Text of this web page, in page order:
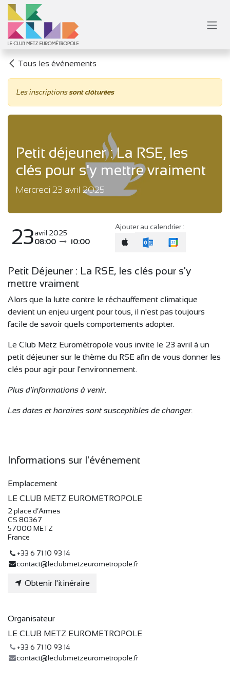
Se rendre au contenu
Tous les événements
Les inscriptionssont clôturées
Petit déjeuner : La RSE, les
clés pour s'y mettre vraiment
Mercredi 23 avril 2025
23avril 2025
08:00
10:00
Ajouter au calendrier :
Petit Déjeuner : La RSE, les clés pour s'y
mettre vraiment
Alors que la lutte contre le réchauffement climatique
devient un enjeu urgent pour tous, il n'est pas toujours
facile de savoir quels comportements adopter.
Le Club Metz Eurométropole vous invite le 23 avril à un
petit déjeuner sur le thème du RSE afin de vous donner les
clés pour agir pour l'environnement.
Plus d'informations à venir.
Les dates et horaires sont susceptibles de changer.
Informations sur l'événement
Emplacement
LE CLUB METZ EUROMETROPOLE
2 place d’Armes
CS 80367
57000 METZ
France
+33 6 71 10 93 14
contact@leclubmetzeurometropole.fr
Obtenir l'itinéraire
Organisateur
LE CLUB METZ EUROMETROPOLE
+33 6 71 10 93 14
contact@leclubmetzeurometropole.fr